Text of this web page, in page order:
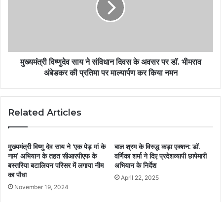
मुख्यमंत्री विष्णुदेव साय ने संविधान दिवस के अवसर पर डॉ. भीमराव
अंबेडकर की प्रतिमा पर माल्यार्पण कर किया नमन
Related Articles
मुख्यमंत्री विष्णु देव साय ने ‘एक पेड़ मां के
नाम’ अभियान के तहत सीआरपीएफ के
बस्तरिया बटालियन परिसर में लगाया नीम
का पौधा
November 19, 2024
बाल श्रम के विरुद्ध कड़ा एक्शन: डॉ.
वर्णिका शर्मा ने दिए प्रदेशव्यापी छापेमारी
अभियान के निर्देश
April 22, 2025